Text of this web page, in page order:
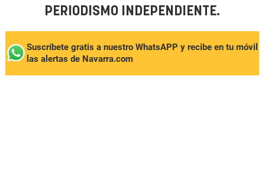
PERIODISMO INDEPENDIENTE.
Suscríbete gratis a nuestro WhatsAPP y recibe en tu móvil
las alertas de Navarra.com